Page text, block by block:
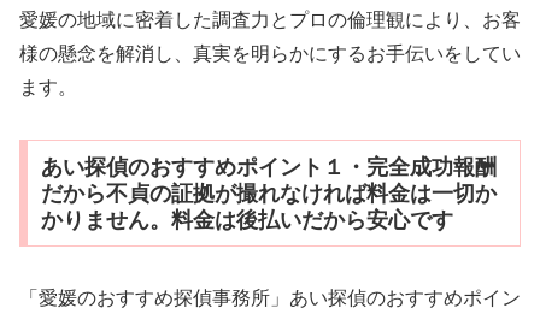
愛媛の地域に密着した調査力とプロの倫理観により、お客
様の懸念を解消し、真実を明らかにするお手伝いをしてい
ます。
あい探偵のおすすめポイント１・完全成功報酬
だから不貞の証拠が撮れなければ料金は一切か
かりません。料金は後払いだから安心です
「愛媛のおすすめ探偵事務所」あい探偵のおすすめポイン